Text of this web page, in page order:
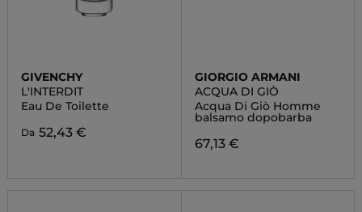
GIVENCHY
L'INTERDIT
Eau De Toilette
Da 52,43 €
GIORGIO ARMANI
ACQUA DI GIÒ
Acqua Di Giò Homme
balsamo dopobarba
67,13 €